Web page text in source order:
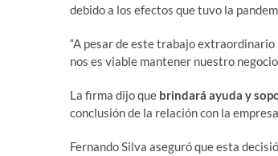
debido a los efectos que tuvo la
“A pesar de este trabajo
nos es viable mantener nuestro
La firma dijo que brindará ayuda y
conclusión de la relación con la
Fernando Silva aseguró que esta